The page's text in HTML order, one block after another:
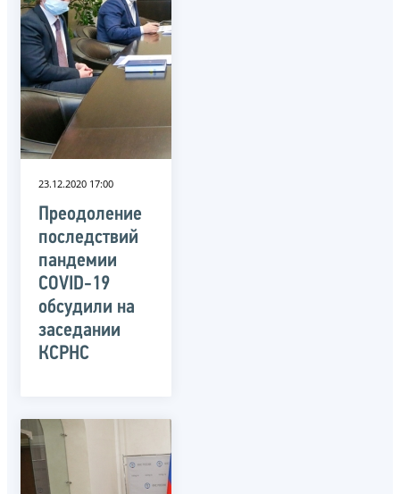
23.12.2020 17:00
Преодоление
последствий
пандемии
COVID-19
обсудили на
заседании
КСРНС